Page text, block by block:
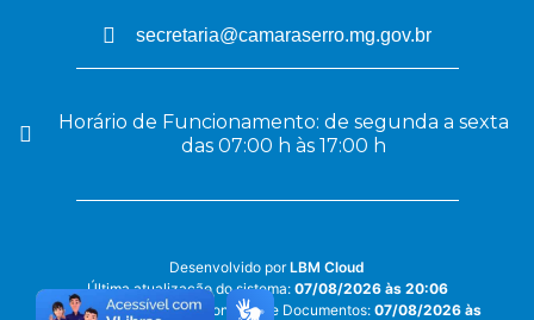
secretaria@camaraserro.mg.gov.br
Horário de Funcionamento: de segunda a sexta
das 07:00 h às 17:00 h
Desenvolvido porLBM Cloud
Última atualização do sistema: 07/08/2026 às 20:06
Última atualização do Conteúdo e Documentos: 07/08/2026 às